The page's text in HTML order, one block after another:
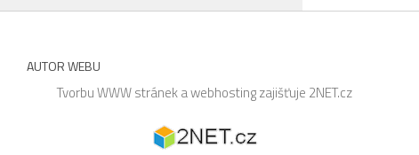
AUTOR WEBU
Tvorbu WWW stránek a webhosting zajišťuje 2NET.cz